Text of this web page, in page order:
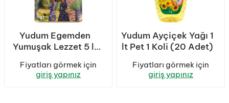
Yudum Egemden
Yumuşak Lezzet 5 lt
Teneke 1 Koli (4
Adet)
Fiyatları görmek için
giriş yapınız
Yudum Ayçiçek Yağı 1
lt Pet 1 Koli (20 Adet)
Fiyatları görmek için
giriş yapınız